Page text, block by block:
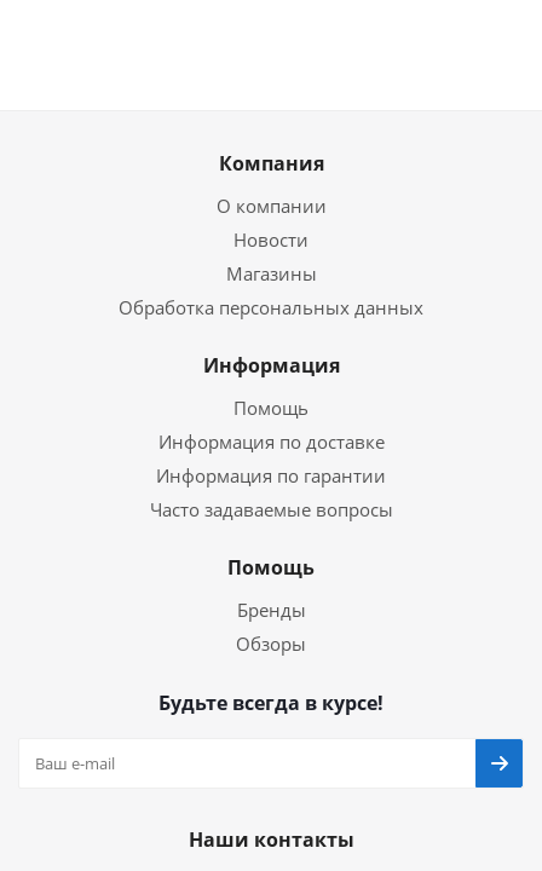
Компания
О компании
Новости
Магазины
Обработка персональных данных
Информация
Помощь
Информация по доставке
Информация по гарантии
Часто задаваемые вопросы
Помощь
Бренды
Обзоры
Будьте всегда в курсе!
Наши контакты